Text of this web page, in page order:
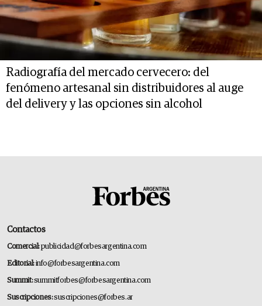
Radiografía del mercado cervecero: del
fenómeno artesanal sin distribuidores al auge
del delivery y las opciones sin alcohol
Contactos
Comercial:publicidad@forbesargentina.com
Editorial:info@forbesargentina.com
Summit:summitforbes@forbesargentina.com
Suscripciones:suscripciones@forbes.ar